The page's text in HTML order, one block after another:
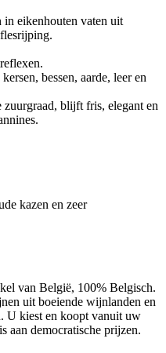
eikenhouten vaten uit
bessen, aarde, leer en
zuurgraad, blijft fris, elegant en
kazen en zeer
van België, 100% Belgisch.
uit boeiende wijnlanden en
U kiest en koopt vanuit uw
aan democratische prijzen.